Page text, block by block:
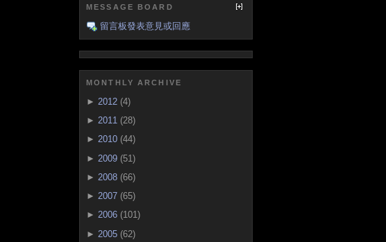
MESSAGE BOARD
留言板發表意見或回應
MONTHLY ARCHIVE
► 2012 (4)
► 2011 (28)
► 2010 (44)
► 2009 (51)
► 2008 (66)
► 2007 (65)
► 2006 (101)
► 2005 (62)